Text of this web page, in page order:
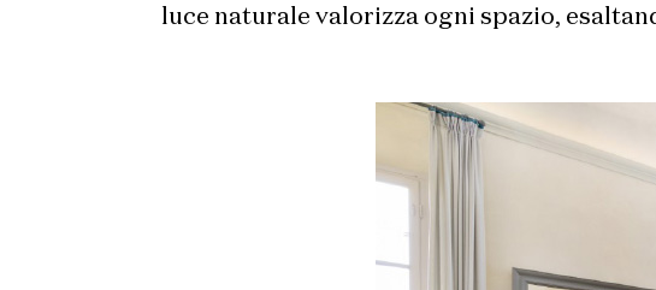
luce naturale valorizza ogni spazio,